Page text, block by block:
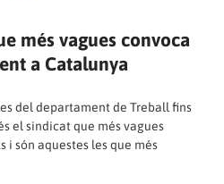
més vagues convoca
a Catalunya
del departament de Treball fins
el sindicat que més vagues
i són aquestes les que més